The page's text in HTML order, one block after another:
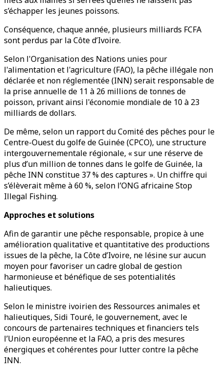
s’échapper les jeunes poissons.
Conséquence, chaque année, plusieurs milliards FCFA
sont perdus par la Côte d’Ivoire.
Selon l'Organisation des Nations unies pour
l'alimentation et l'agriculture (FAO), la pêche illégale non
déclarée et non réglementée (INN) serait responsable de
la prise annuelle de 11 à 26 millions de tonnes de
poisson, privant ainsi l'économie mondiale de 10 à 23
milliards de dollars.
De même, selon un rapport du Comité des pêches pour le
Centre-Ouest du golfe de Guinée (CPCO), une structure
intergouvernementale régionale, « sur une réserve de
plus d’un million de tonnes dans le golfe de Guinée, la
pêche INN constitue 37 % des captures ». Un chiffre qui
s’élèverait même à 60 %, selon l’ONG africaine Stop
Illegal Fishing.
Approches et solutions
Afin de garantir une pêche responsable, propice à une
amélioration qualitative et quantitative des productions
issues de la pêche, la Côte d’Ivoire, ne lésine sur aucun
moyen pour favoriser un cadre global de gestion
harmonieuse et bénéfique de ses potentialités
halieutiques.
Selon le ministre ivoirien des Ressources animales et
halieutiques, Sidi Touré, le gouvernement, avec le
concours de partenaires techniques et financiers tels
l’Union européenne et la FAO, a pris des mesures
énergiques et cohérentes pour lutter contre la pêche
INN.